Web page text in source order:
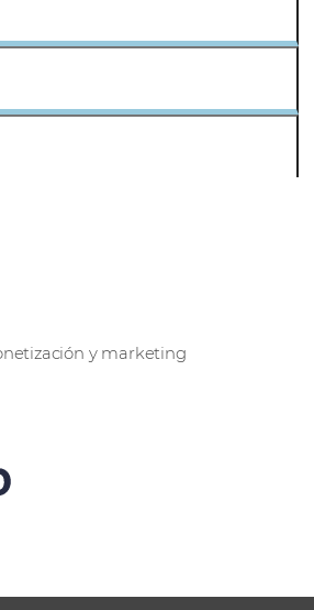
y marketing